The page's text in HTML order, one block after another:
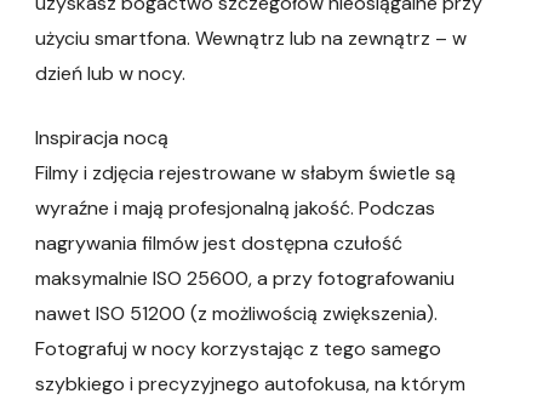
użyciu smartfona. Wewnątrz lub na zewnątrz – w
dzień lub w nocy.
Inspiracja nocą
Filmy i zdjęcia rejestrowane w słabym świetle są
wyraźne i mają profesjonalną jakość. Podczas
nagrywania filmów jest dostępna czułość
maksymalnie ISO 25600, a przy fotografowaniu
nawet ISO 51200 (z możliwością zwiększenia).
Fotografuj w nocy korzystając z tego samego
szybkiego i precyzyjnego autofokusa, na którym